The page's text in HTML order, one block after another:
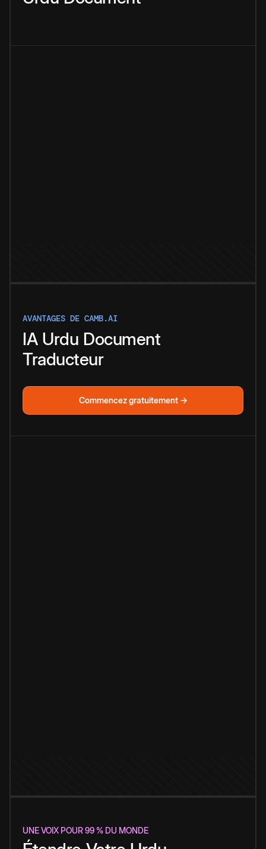
AVANTAGES DE CAMB.AI
IA Urdu Document
Traducteur
Commencez gratuitement →
UNE VOIX POUR 99 % DU MONDE